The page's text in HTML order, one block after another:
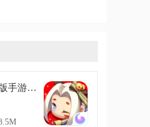
元素地牢国服官方版手游v1.28 安卓版